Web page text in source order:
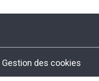
Gestion des cookies